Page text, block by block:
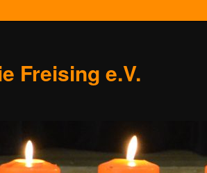
Freising e.V.